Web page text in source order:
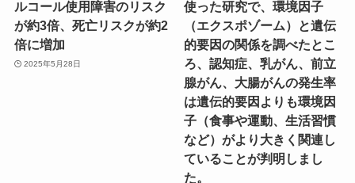
ルコール使用障害のリスク
が約3倍、死亡リスクが約2
倍に増加
2025年5月28日
使った研究で、環境因子
（エクスポゾーム）と遺伝
的要因の関係を調べたとこ
ろ、認知症、乳がん、前立
腺がん、大腸がんの発生率
は遺伝的要因よりも環境因
子（食事や運動、生活習慣
など）がより大きく関連し
ていることが判明しまし
た。